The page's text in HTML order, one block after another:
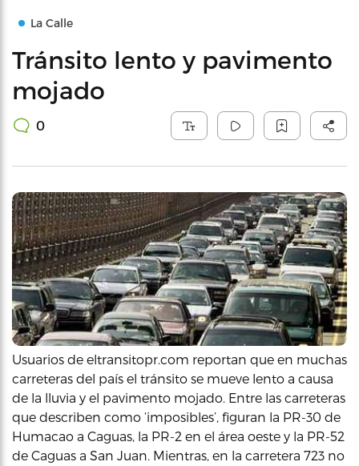
La Calle
Tránsito lento y pavimento
mojado
0
Usuarios de eltransitopr.com reportan que en muchas
carreteras del país el tránsito se mueve lento a causa
de la lluvia y el pavimento mojado. Entre las carreteras
que describen como ‘imposibles’, figuran la PR-30 de
Humacao a Caguas, la PR-2 en el área oeste y la PR-52
de Caguas a San Juan. Mientras, en la carretera 723 no